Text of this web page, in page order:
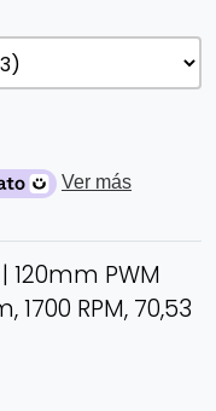
Ver más
120mm PWM
1700 RPM, 70,53